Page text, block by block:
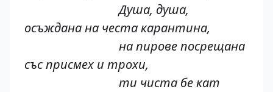
Душа, душа,
осъждана на честа карантина,
на пирове посрещана
със присмех и трохи,
ти чиста бе кат